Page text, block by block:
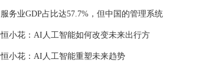
服务业GDP占比达57.7%，但中国的管理系统
恒小花：AI人工智能如何改变未来出行方
恒小花：AI人工智能重塑未来趋势